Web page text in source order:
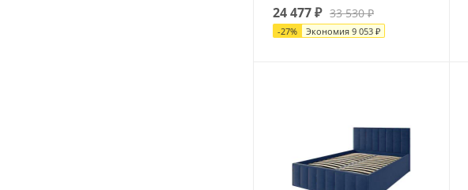
24 477₽ 33 530₽
-27% Экономия 9 053 ₽